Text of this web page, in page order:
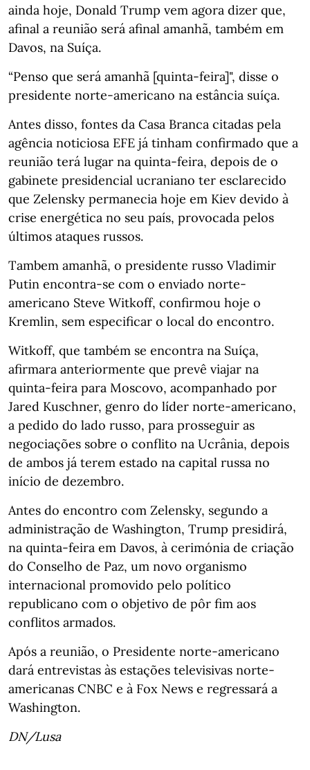
ainda hoje, Donald Trump vem agora dizer que,
afinal a reunião será afinal amanhã, também em
Davos, na Suíça.
“Penso que será amanhã [quinta-feira]", disse o
presidente norte-americano na estância suíça.
Antes disso, fontes da Casa Branca citadas pela
agência noticiosa EFE já tinham confirmado que a
reunião terá lugar na quinta-feira, depois de o
gabinete presidencial ucraniano ter esclarecido
que Zelensky permanecia hoje em Kiev devido à
crise energética no seu país, provocada pelos
últimos ataques russos.
Tambem amanhã, o presidente russo Vladimir
Putin encontra-se com o enviado norte-
americano Steve Witkoff, confirmou hoje o
Kremlin, sem especificar o local do encontro.
Witkoff, que também se encontra na Suíça,
afirmara anteriormente que prevê viajar na
quinta-feira para Moscovo, acompanhado por
Jared Kuschner, genro do líder norte-americano,
a pedido do lado russo, para prosseguir as
negociações sobre o conflito na Ucrânia, depois
de ambos já terem estado na capital russa no
início de dezembro.
Antes do encontro com Zelensky, segundo a
administração de Washington, Trump presidirá,
na quinta-feira em Davos, à cerimónia de criação
do Conselho de Paz, um novo organismo
internacional promovido pelo político
republicano com o objetivo de pôr fim aos
conflitos armados.
Após a reunião, o Presidente norte-americano
dará entrevistas às estações televisivas norte-
americanas CNBC e à Fox News e regressará a
Washington.
DN/Lusa